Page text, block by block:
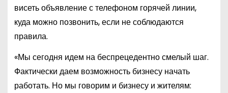
висеть объявление с телефоном горячей линии,
куда можно позвонить, если не соблюдаются
правила.
«Мы сегодня идем на беспрецедентно смелый шаг.
Фактически даем возможность бизнесу начать
работать. Но мы говорим и бизнесу и жителям: